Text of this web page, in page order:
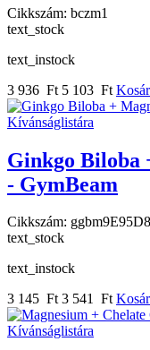
Cikkszám: bczm1
text_stock
text_instock
3 936 Ft 5 103 Ft
Kívánságlistára
Ginkgo Biloba
- GymBeam
Cikkszám:
text_stock
text_instock
3 145 Ft 3 541 Ft
Kívánságlistára